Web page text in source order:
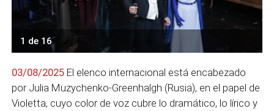
1 de 16
03/08/2025 El elenco internacional está encabezado
por Julia Muzychenko-Greenhalgh (Rusia), en el papel de
Violetta, cuyo color de voz cubre lo dramático, lo lírico y